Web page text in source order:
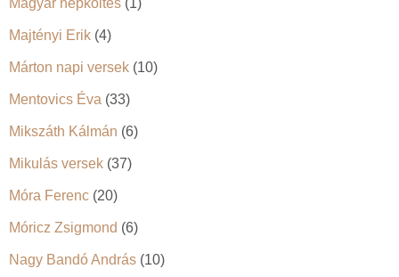
Majtényi Erik (4)
Márton napi versek (10)
Mentovics Éva (33)
Mikszáth Kálmán (6)
Mikulás versek (37)
Móra Ferenc (20)
Móricz Zsigmond (6)
Nagy Bandó András (10)